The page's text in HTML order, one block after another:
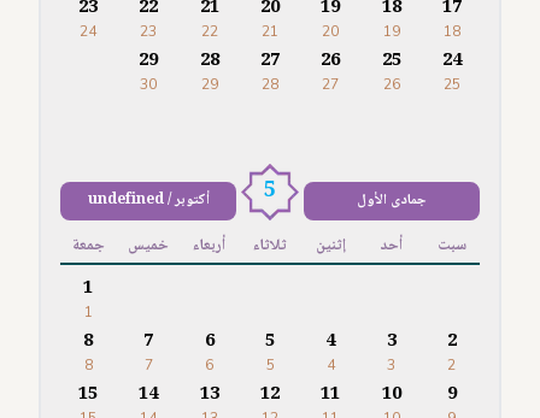
17
18
18
19
19
20
20
21
21
22
22
23
23
24
24
25
25
26
26
27
27
28
28
29
29
30
جمادى الأول 5 أكتوبر / undefined
سبت أحد إثنين ثلاثاء أربعاء خميس جمعة
1
1
2
2
3
3
4
4
5
5
6
6
7
7
8
8
9
10
11
12
13
14
15